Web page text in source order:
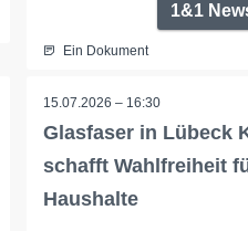
1&1
Ein Dokument
15.07.2026 – 16:30
Glasfaser in Lübeck
schafft Wahlfreiheit
Haushalte